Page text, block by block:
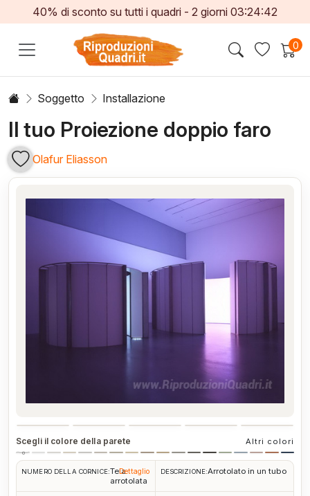
40% di sconto su tutti i quadri -2 giorni 03:24:41
0
Soggetto Installazione
Il tuo Proiezione doppio faro
Olafur Eliasson
Scegli il colore della parete Altri colori
NUMERO DELLA CORNICE:Tela
arrotolata
Dettaglio DESCRIZIONE:Arrotolato in un tubo